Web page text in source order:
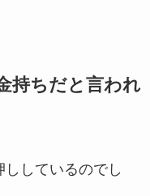
持ちだと言われ
しているのでし